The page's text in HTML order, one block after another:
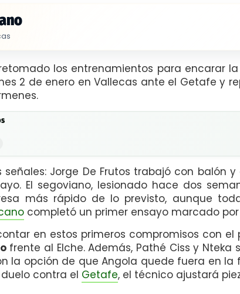
los entrenamientos para encarar
2 de enero en Vallecas ante el Getafe y
señales: Jorge De Frutos trabajó con balón
El segoviano, lesionado hace dos
más rápido de lo previsto, aunque
completó un primer ensayo marcado
en estos primeros compromisos con el
frente al Elche. Además, Pathé Ciss y
la opción de que Angola quede fuera en la
contra el Getafe, el técnico ajustará